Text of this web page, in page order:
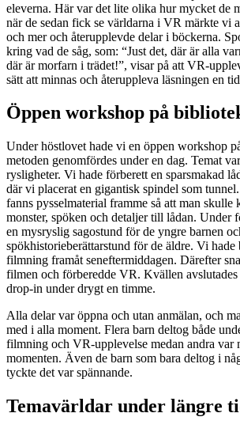
eleverna. Här var det lite olika hur mycket de
när de sedan fick se världarna i VR märkte vi
och mer och återupplevde delar i böckerna.
kring vad de såg, som: “Just det, där är alla
där är morfarn i trädet!”, visar på att VR-
sätt att minnas och återuppleva läsningen en
Öppen workshop på
Under höstlovet hade vi en öppen workshop
metoden genomfördes under en dag. Temat
rysligheter. Vi hade förberett en sparsmakad
där vi placerat en gigantisk spindel som
fanns pysselmaterial framme så att man skulle
monster, spöken och detaljer till lådan. Under
en mysryslig sagostund för de yngre barnen
spökhistorieberättarstund för de äldre. Vi hade
filmning framåt seneftermiddagen. Därefter
filmen och förberedde VR. Kvällen
drop-in under drygt en timme.
Alla delar var öppna och utan anmälan, och
med i alla moment. Flera barn deltog både
filmning och VR-upplevelse medan andra var
momenten. Även de barn som bara deltog i
tyckte det var spännande.
Temavärldar under längre